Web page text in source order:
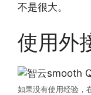
不是很大。
使用外
如果没有使用经验，